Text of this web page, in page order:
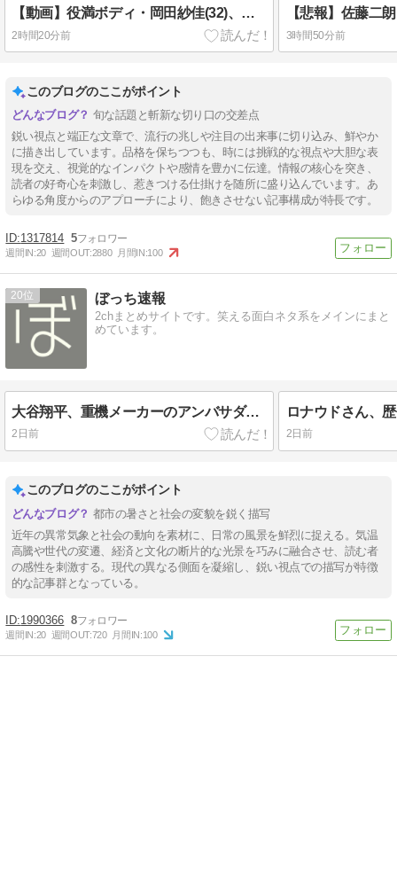
【動画】役満ボディ・岡田紗佳(32)、渾身のあたシコダンスwwwwwww
2時間20分前 3時間50分前
このブログのここがポイント
旬な話題と斬新な切り口の交差点
鋭い視点と端正な文章で、流行の兆しや注目の出来事に切り込み、鮮やか
に描き出しています。品格を保ちつつも、時には挑戦的な視点や大胆な表
現を交え、視覚的なインパクトや感情を豊かに伝達。情報の核心を突き、
読者の好奇心を刺激し、惹きつける仕掛けを随所に盛り込んでいます。あ
らゆる角度からのアプローチにより、飽きさせない記事構成が特長です。
1317814 5
週間IN:20 週間OUT:2880 月間IN:100
20 ぼっち速報
2chまとめサイトです。笑える面白ネタ系をメインにまと
めています。
大谷翔平、重機メーカーのアンバサダーに就任
2日前 2日前
このブログのここがポイント
都市の暑さと社会の変貌を鋭く描写
近年の異常気象と社会の動向を素材に、日常の風景を鮮烈に捉える。気温
高騰や世代の変遷、経済と文化の断片的な光景を巧みに融合させ、読む者
の感性を刺激する。現代の異なる側面を凝縮し、鋭い視点での描写が特徴
的な記事群となっている。
1990366 8
週間IN:20 週間OUT:720 月間IN:100